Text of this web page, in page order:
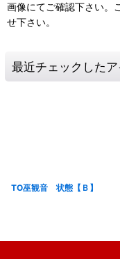
画像にてご確認下さい。
せ下さい。
最近チェックしたア
TO巫観音 状態【Ｂ】